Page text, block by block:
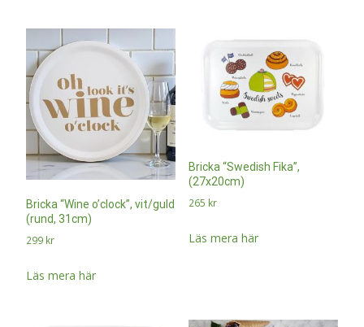
Bricka “Wine o’clock”, vit/guld
(rund, 31cm)
299 kr
Läs mera här
Bricka “Swedish Fika”,
(27x20cm)
265 kr
Läs mera här